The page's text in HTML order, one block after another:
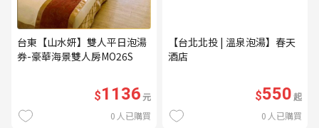
台東【山水妍】雙人平日泡湯
券-豪華海景雙人房MO26S
$1136元
0 人已購買
【台北北投 | 溫泉泡湯】春天
酒店
$550起
0 人已購買